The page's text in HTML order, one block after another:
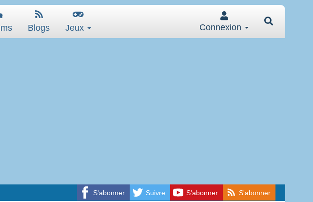
Blogs Jeux Connexion
S'abonner Suivre S'abonner S'abonner